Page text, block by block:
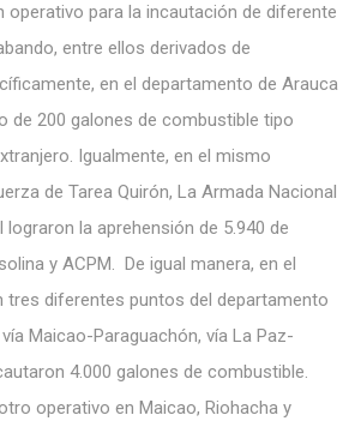
operativo para la incautación de diferente
entre ellos derivados de
en el departamento de Arauca
de 200 galones de combustible tipo
Igualmente, en el mismo
de Tarea Quirón, La Armada Nacional
lograron la aprehensión de 5.940 de
y ACPM. De igual manera, en el
tres diferentes puntos del departamento
Maicao-Paraguachón, vía La Paz-
4.000 galones de combustible.
operativo en Maicao, Riohacha y